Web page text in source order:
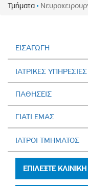
Τμήματα
ΕΙΣΑΓΩΓΗ
ΙΑΤΡΙΚΕΣ ΥΠΗΡΕΣΙΕΣ
ΠΑΘΗΣΕΙΣ
ΓΙΑΤΙ ΕΜΑΣ
ΙΑΤΡΟΙ ΤΜΗΜΑΤΟΣ
ΕΠΙΛΕΞΤΕ ΚΛΙΝΙΚΗ